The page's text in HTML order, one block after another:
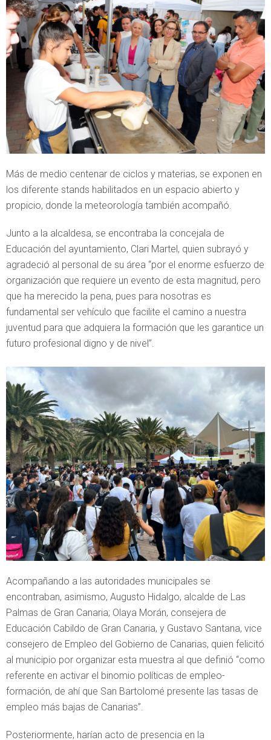
Más de medio centenar de ciclos y materias, se exponen en
los diferente stands habilitados en un espacio abierto y
propicio, donde la meteorología también acompañó.
Junto a la alcaldesa, se encontraba la concejala de
Educación del ayuntamiento, Clari Martel, quien subrayó y
agradeció al personal de su área “por el enorme esfuerzo de
organización que requiere un evento de esta magnitud, pero
que ha merecido la pena, pues para nosotras es
fundamental ser vehículo que facilite el camino a nuestra
juventud para que adquiera la formación que les garantice un
futuro profesional digno y de nivel”.
Acompañando a las autoridades municipales se
encontraban, asimismo, Augusto Hidalgo, alcalde de Las
Palmas de Gran Canaria; Olaya Morán, consejera de
Educación Cabildo de Gran Canaria, y Gustavo Santana, vice
consejero de Empleo del Gobierno de Canarias, quien felicitó
al municipio por organizar esta muestra al que definió “como
referente en activar el binomio políticas de empleo-
formación, de ahí que San Bartolomé presente las tasas de
empleo más bajas de Canarias”.
Posteriormente, harían acto de presencia en la